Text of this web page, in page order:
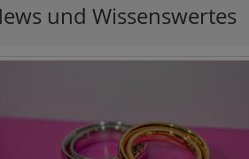
und Wissenswertes